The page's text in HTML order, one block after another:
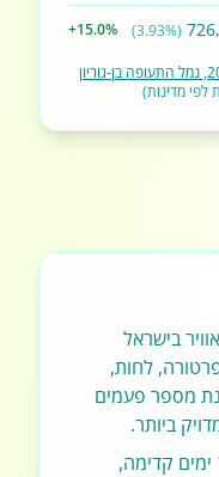
(3.93%)
+15.0%
לפי מדינות)
בישראל
לחות,
מספר פעמים
ביותר.
באתר תוכלו למצוא תחזית לעד 14 ימים קדימה,